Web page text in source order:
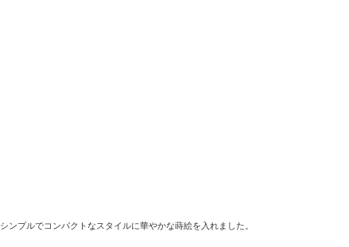
シンプルでコンパクトなスタイルに華やかな蒔絵を入れました。